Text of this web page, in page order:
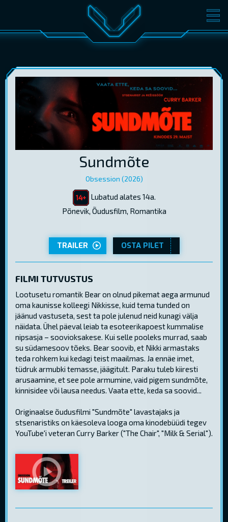
FILMID PILETID
KONVERENTS V-KLUBI
KINKEKAARDID
Sundmõte
Obsession (2026)
Lubatud alates 14a.
Põnevik, Õudusfilm, Romantika
TRAILER OSTA PILET
FILMI TUTVUSTUS
Lootusetu romantik Bear on olnud pikemat aega armunud
oma kaunisse kolleegi Nikkisse, kuid tema tunded on
jäänud vastuseta, sest ta pole julenud neid kunagi välja
näidata. Ühel päeval leiab ta esoteerikapoest kummalise
nipsasja – soovioksakese. Kui selle pooleks murrad, saab
su südamesoov tõeks. Bear soovib, et Nikki armastaks
teda rohkem kui kedagi teist maailmas. Ja ennäe imet,
tüdruk armubki temasse, jäägitult. Paraku tuleb kiiresti
arusaamine, et see pole armumine, vaid pigem sundmõte,
kinnisidee või lausa needus. Vaata ette, keda sa soovid...
Originaalse õudusfilmi "Sundmõte" lavastajaks ja
stsenaristiks on käesoleva looga oma kinodebüüdi tegev
YouTube'i veteran Curry Barker ("The Chair", "Milk & Serial").